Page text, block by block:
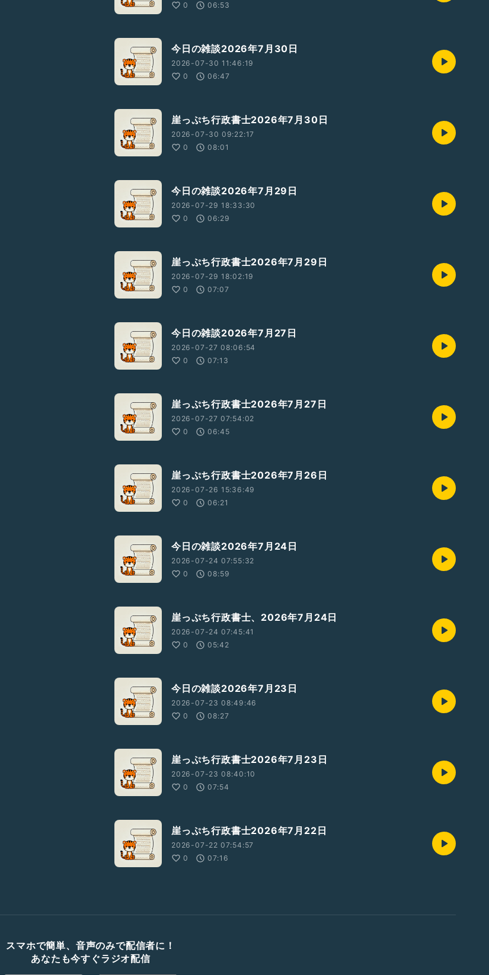
0
06:53
今日の雑談2026年7月30日
2026-07-30 11:46:19
0
06:47
崖っぷち行政書士2026年7月30日
2026-07-30 09:22:17
0
08:01
今日の雑談2026年7月29日
2026-07-29 18:33:30
0
06:29
崖っぷち行政書士2026年7月29日
2026-07-29 18:02:19
0
07:07
今日の雑談2026年7月27日
2026-07-27 08:06:54
0
07:13
崖っぷち行政書士2026年7月27日
2026-07-27 07:54:02
0
06:45
崖っぷち行政書士2026年7月26日
2026-07-26 15:36:49
0
06:21
今日の雑談2026年7月24日
2026-07-24 07:55:32
0
08:59
崖っぷち行政書士、2026年7月24日
2026-07-24 07:45:41
0
05:42
今日の雑談2026年7月23日
2026-07-23 08:49:46
0
08:27
崖っぷち行政書士2026年7月23日
2026-07-23 08:40:10
0
07:54
崖っぷち行政書士2026年7月22日
2026-07-22 07:54:57
0
07:16
スマホで簡単、音声のみで配信者に！
あなたも今すぐラジオ配信